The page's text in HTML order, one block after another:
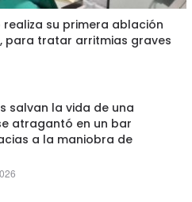
su primera ablación
tratar arritmias graves
salvan la vida de una
atragantó en un bar
a la maniobra de